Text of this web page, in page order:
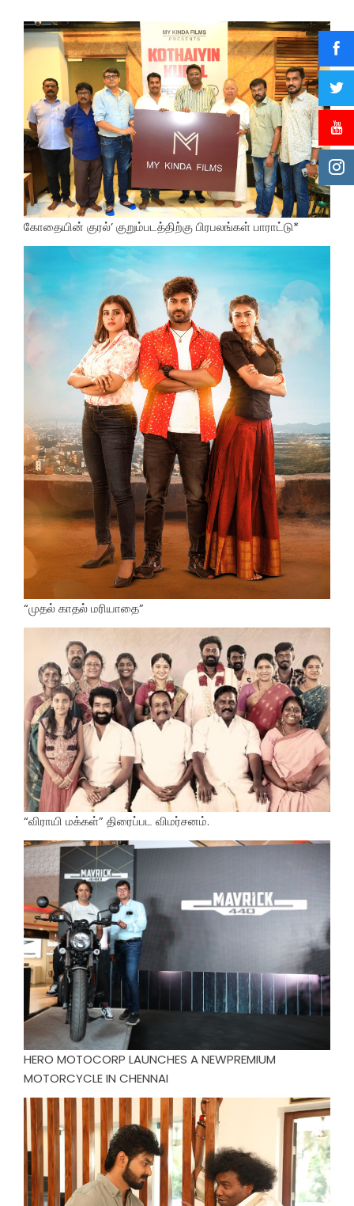
கோதையின் குரல்’ குறும்படத்திற்கு பிரபலங்கள் பாராட்டு*
“முதல் காதல் மரியாதை”
“விராயி மக்கள்” திரைப்பட விமர்சனம்.
HERO MOTOCORP LAUNCHES A NEWPREMIUM
MOTORCYCLE IN CHENNAI